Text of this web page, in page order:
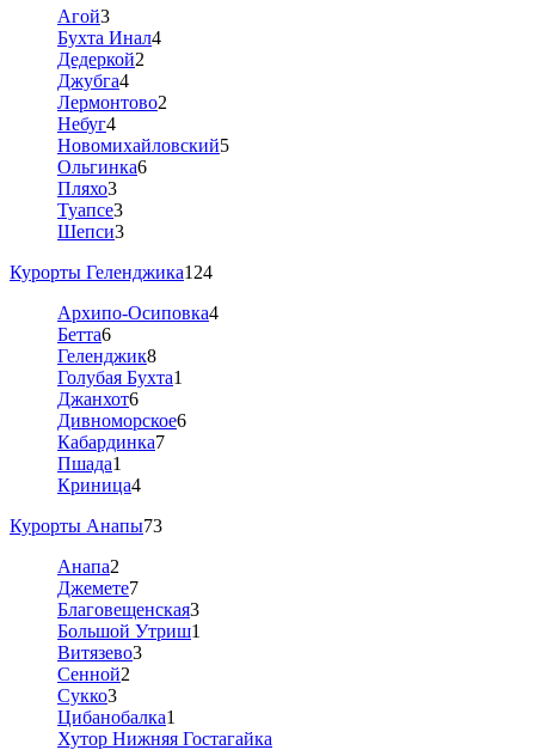
Агой3
Бухта Инал4
Дедеркой2
Джубга4
Лермонтово2
Небуг4
Новомихайловский5
Ольгинка6
Пляхо3
Туапсе3
Шепси3
Курорты Геленджика124
Архипо-Осиповка4
Бетта6
Геленджик8
Голубая Бухта1
Джанхот6
Дивноморское6
Кабардинка7
Пшада1
Криница4
Курорты Анапы73
Анапа2
Джемете7
Благовещенская3
Большой Утриш1
Витязево3
Сенной2
Сукко3
Цибанобалка1
Хутор Нижняя Гостагайка